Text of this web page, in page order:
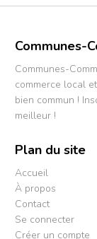
Communes-
Communes-
commerce local
bien commun !
meilleur !
Plan du site
Accueil
À propos
Contact
Se connecter
Créer un compte